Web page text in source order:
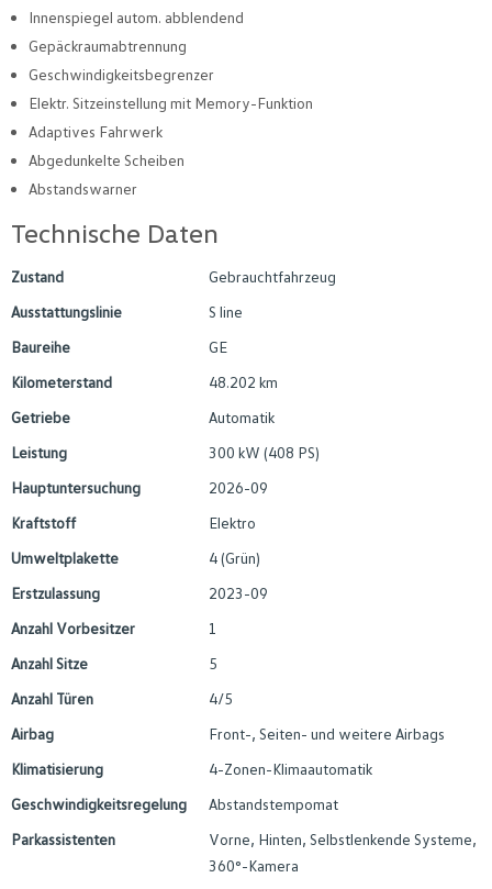
Innenspiegel autom. abblendend
Gepäckraumabtrennung
Geschwindigkeitsbegrenzer
Elektr. Sitzeinstellung mit Memory-Funktion
Adaptives Fahrwerk
Abgedunkelte Scheiben
Abstandswarner
Technische Daten
Zustand
Gebrauchtfahrzeug
Ausstattungslinie
S line
Baureihe
GE
Kilometerstand
48.202 km
Getriebe
Automatik
Leistung
300 kW (408 PS)
Hauptuntersuchung
2026-09
Kraftstoff
Elektro
Umweltplakette
4 (Grün)
Erstzulassung
2023-09
Anzahl Vorbesitzer
1
Anzahl Sitze
5
Anzahl Türen
4/5
Airbag
Front-, Seiten- und weitere Airbags
Klimatisierung
4-Zonen-Klimaautomatik
Geschwindigkeitsregelung
Abstandstempomat
Parkassistenten
Vorne, Hinten, Selbstlenkende Systeme,
360°-Kamera